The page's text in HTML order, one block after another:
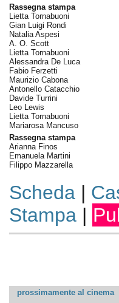
Rassegna stampa
Lietta Tornabuoni
Gian Luigi Rondi
Natalia Aspesi
A. O. Scott
Lietta Tornabuoni
Alessandra De Luca
Fabio Ferzetti
Maurizio Cabona
Antonello Catacchio
Davide Turrini
Leo Lewis
Lietta Tornabuoni
Mariarosa Mancuso
Rassegna stampa
Arianna Finos
Emanuela Martini
Filippo Mazzarella
Scheda|
Stampa|
prossimamente al cinema